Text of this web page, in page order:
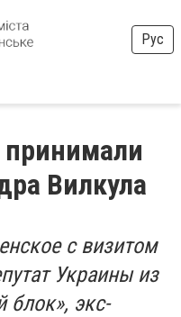
Рус
Вилкула
с визитом
Украины из
блок», экс-